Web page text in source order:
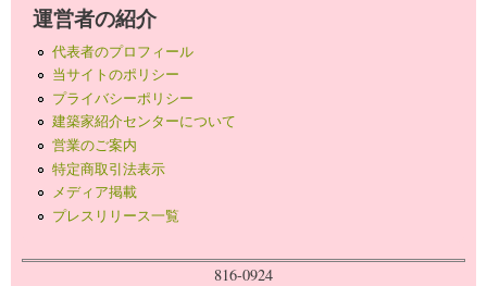
運営者の紹介
代表者のプロフィール
当サイトのポリシー
プライバシーポリシー
建築家紹介センターについて
営業のご案内
特定商取引法表示
メディア掲載
プレスリリース一覧
816-0924